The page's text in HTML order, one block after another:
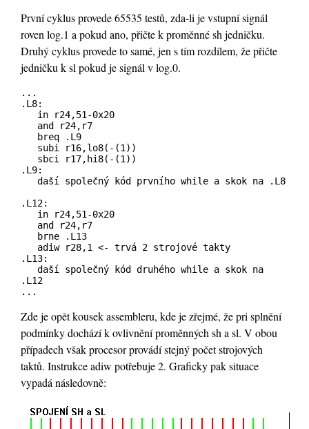
První cyklus provede 65535 testů, zda-li je vstupní signál
roven log.1 a pokud ano, přičte k proměnné sh jedničku.
Druhý cyklus provede to samé, jen s tím rozdílem, že přičte
jedničku k sl pokud je signál v log.0.
...
.L8:
in r24,51-0x20
and r24,r7
breq .L9
subi r16,lo8(-(1))
sbci r17,hi8(-(1))
.L9:
daší společný kód prvního while a skok na .L8
.L12:
in r24,51-0x20
and r24,r7
brne .L13
adiw r28,1 <- trvá 2 strojové takty
.L13:
daší společný kód druhého while a skok na
.L12
...
Zde je opět kousek assembleru, kde je zřejmé, že pri splnění
podmínky dochází k ovlivnění proměnných sh a sl. V obou
případech však procesor provádí stejný počet strojových
taktů. Instrukce adiw potřebuje 2. Graficky pak situace
vypadá následovně: